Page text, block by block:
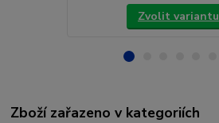
Zvolit variantu
Zboží zařazeno v kategoriích